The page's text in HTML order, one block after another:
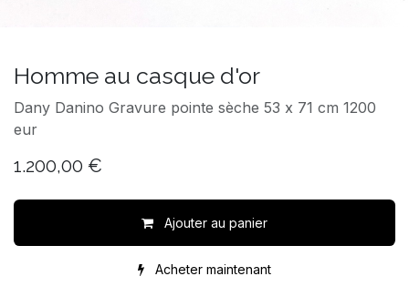
Homme au casque d'or
Dany Danino Gravure pointe sèche 53 x 71 cm 1200
eur
1.200,00 €
Ajouter au panier
Acheter maintenant